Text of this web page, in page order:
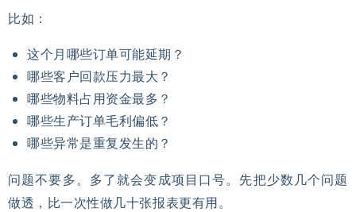
比如：
这个月哪些订单可能延期？
哪些客户回款压力最大？
哪些物料占用资金最多？
哪些生产订单毛利偏低？
哪些异常是重复发生的？
问题不要多。多了就会变成项目口号。先把少数几个问题
做透，比一次性做几十张报表更有用。